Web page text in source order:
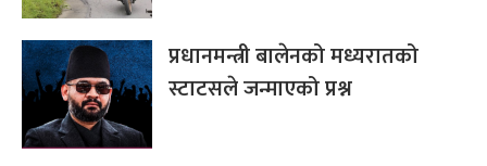
प्रधानमन्त्री बालेनको मध्यरातको
स्टाटसले जन्माएको प्रश्न